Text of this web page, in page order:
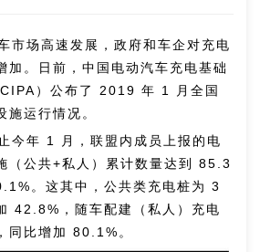
市场高速发展，政府和车企对充电
加。日前，中国电动汽车充电基础
）公布了 2019 年 1 月全国
施运行情况。
今年 1 月，联盟内成员上报的电
（公共+私人）累计数量达到 85.3
。这其中，公共类充电桩为 3
42.8%，随车配建（私人）充电
比增加 80.1%。